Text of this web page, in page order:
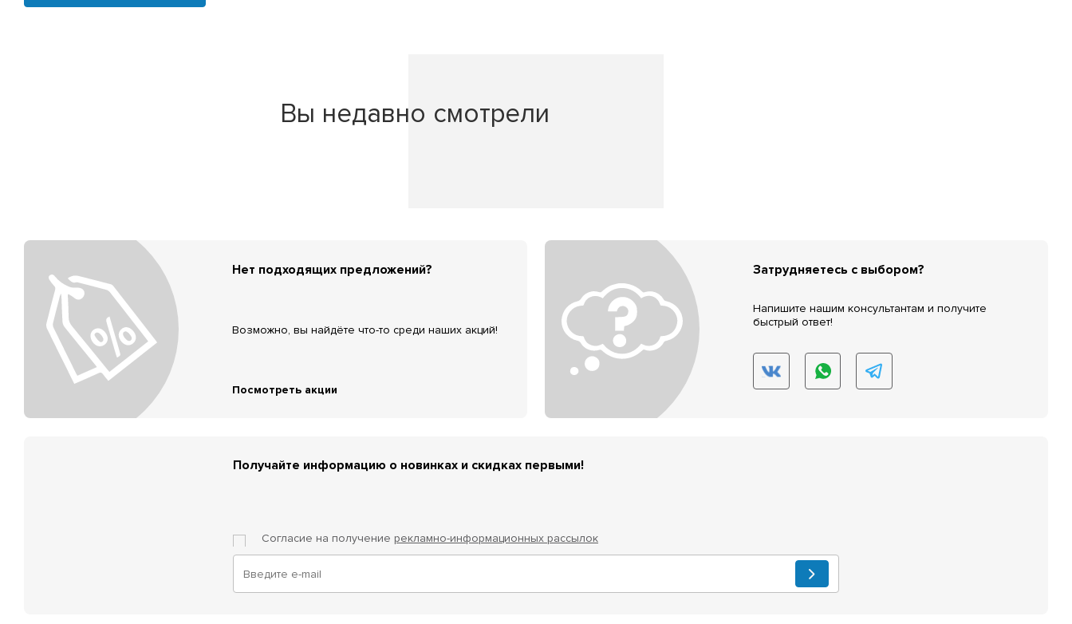
Вы недавно смотрели
Нет подходящих предложений?
Возможно, вы найдёте что-то среди наших акций!
Посмотреть акции
Затрудняетесь с выбором?
Напишите нашим консультантам и получите
быстрый ответ!
Получайте информацию о новинках и скидках первыми!
Согласие на получение рекламно-информационных рассылок